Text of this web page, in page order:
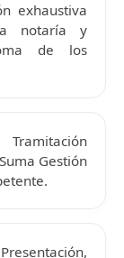
exhaustiva
notaría y
de los
Tramitación
Gestión